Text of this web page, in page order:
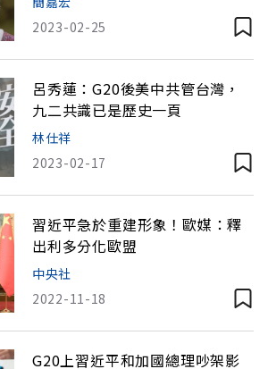
2023-02-25
呂秀蓮：G20後美中共管台灣，
九二共識已是歷史一頁
林仕祥
2023-02-17
習近平急於重建形象！歐媒：釋
出利多分化歐盟
中央社
2022-11-18
G20上習近平和加國總理吵架影